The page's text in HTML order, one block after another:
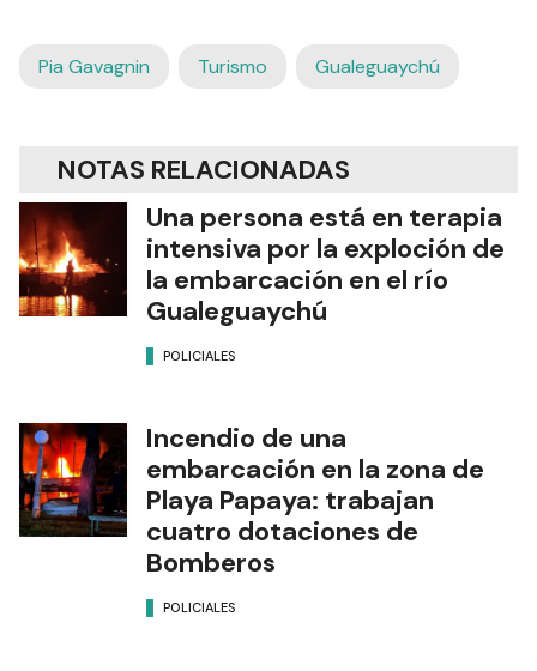
Pia Gavagnin Turismo Gualeguaychú
NOTAS RELACIONADAS
Una persona está en terapia
intensiva por la exploción de
la embarcación en el río
Gualeguaychú
POLICIALES
Incendio de una
embarcación en la zona de
Playa Papaya: trabajan
cuatro dotaciones de
Bomberos
POLICIALES